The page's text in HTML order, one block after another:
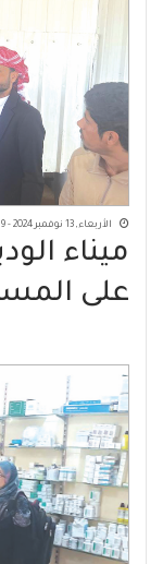
الأربعاء, 13 نوفمبر 2024 - 12:19 ص
ميناء
على